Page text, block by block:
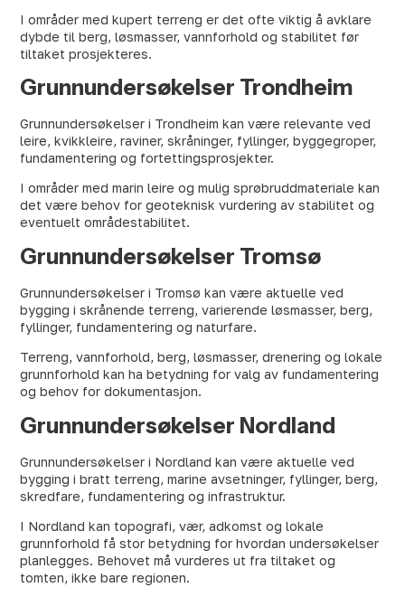
I områder med kupert terreng er det ofte viktig å avklare
dybde til berg, løsmasser, vannforhold og stabilitet før
tiltaket prosjekteres.
Grunnundersøkelser Trondheim
Grunnundersøkelser i Trondheim kan være relevante ved
leire, kvikkleire, raviner, skråninger, fyllinger, byggegroper,
fundamentering og fortettingsprosjekter.
I områder med marin leire og mulig sprøbruddmateriale kan
det være behov for geoteknisk vurdering av stabilitet og
eventuelt områdestabilitet.
Grunnundersøkelser Tromsø
Grunnundersøkelser i Tromsø kan være aktuelle ved
bygging i skrånende terreng, varierende løsmasser, berg,
fyllinger, fundamentering og naturfare.
Terreng, vannforhold, berg, løsmasser, drenering og lokale
grunnforhold kan ha betydning for valg av fundamentering
og behov for dokumentasjon.
Grunnundersøkelser Nordland
Grunnundersøkelser i Nordland kan være aktuelle ved
bygging i bratt terreng, marine avsetninger, fyllinger, berg,
skredfare, fundamentering og infrastruktur.
I Nordland kan topografi, vær, adkomst og lokale
grunnforhold få stor betydning for hvordan undersøkelser
planlegges. Behovet må vurderes ut fra tiltaket og
tomten, ikke bare regionen.